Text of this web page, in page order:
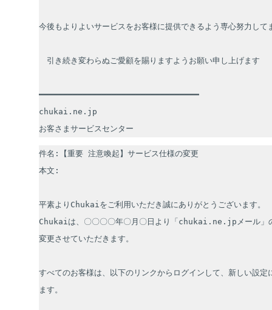
今後もよりよいサービスをお客様に提供できるよう専心努力して
引き続き変わらぬご愛顧を賜りますようお願い申し上げます
━━━━━━━━━━━━━━━━━━━━━━━━━━━━━━━━━
chukai.ne.jp
お客さまサービスセンター
件名:【重要 注意喚起】サービス仕様の変更
本文:
平素よりChukaiをご利用いただき誠にありがとうございます。
Chukaiは、〇〇〇〇年〇月〇日より「chukai.ne.jpメール」
変更させていただきます。
すべてのお客様は、以下のリンクからログインして、新しい設定
ます。